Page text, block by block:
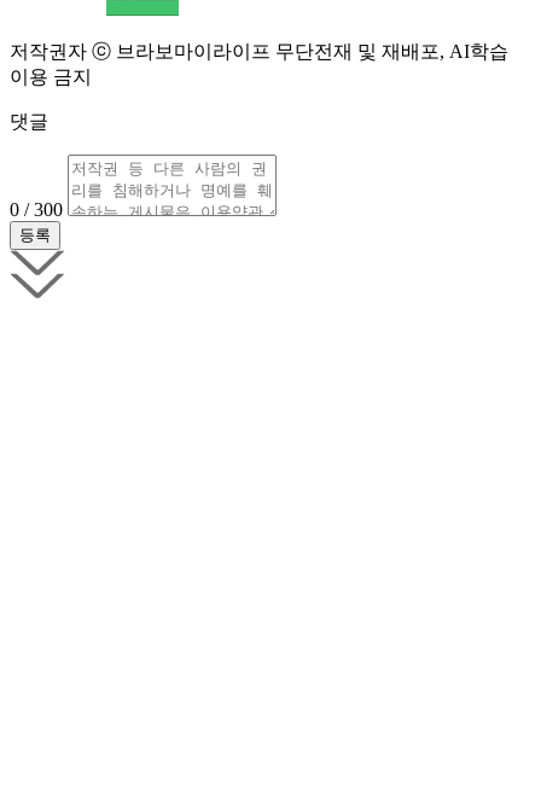
저작권자 ⓒ 브라보마이라이프 무단전재 및 재배포, AI학습
이용 금지
댓글
0 / 300